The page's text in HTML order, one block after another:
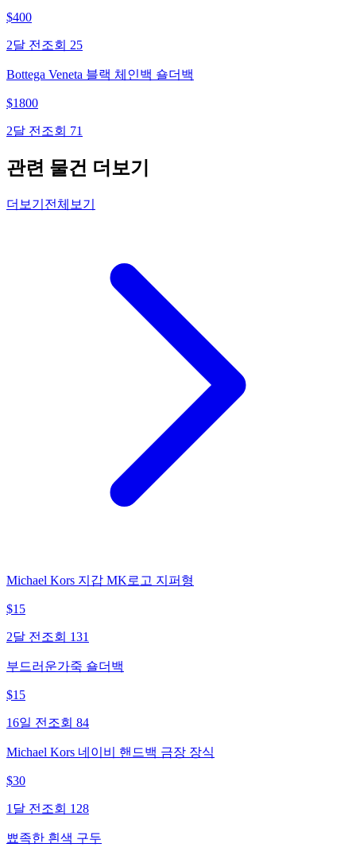
$400
2달 전 조회 25
Bottega Veneta 블랙 체인백 숄더백
$1800
2달 전 조회 71
관련 물건 더보기
더보기 전체보기
Michael Kors 지갑 MK로고 지퍼형
$15
2달 전 조회 131
부드러운가죽 숄더백
$15
16일 전 조회 84
Michael Kors 네이비 핸드백 금장 장식
$30
1달 전 조회 128
뾰족한 흰색 구두